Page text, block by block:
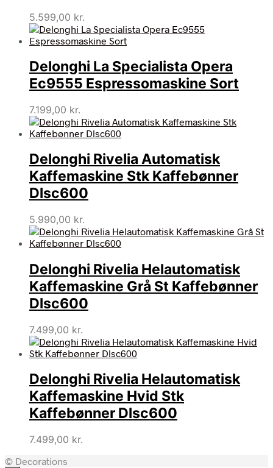
5.599,00 kr.
Delonghi La Specialista Opera
Ec9555 Espressomaskine Sort
7.199,00 kr.
Delonghi Rivelia Automatisk
Kaffemaskine Stk Kaffebønner
Dlsc600
5.990,00 kr.
Delonghi Rivelia Helautomatisk
Kaffemaskine Grå St Kaffebønner
Dlsc600
7.499,00 kr.
Delonghi Rivelia Helautomatisk
Kaffemaskine Hvid Stk
Kaffebønner Dlsc600
7.499,00 kr.
© Decorations